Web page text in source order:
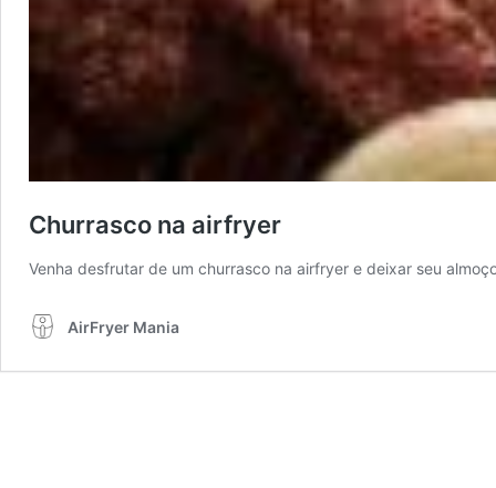
Churrasco na airfryer
Venha desfrutar de um churrasco na airfryer e deixar seu
AirFryer Mania